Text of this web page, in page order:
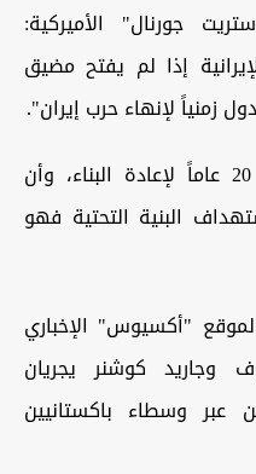
جورنال" الأميركية:
إذا لم يفتح مضيق
زمنياً لإنهاء حرب إيران".
وأشار إلى أن "إيران ستحتاج 20 عاماً لإعادة البناء، وأن
البنية التحتية فهو
"أكسيوس" الإخباري
وجاريد كوشنر يجريان
عبر وسطاء باكستانيين